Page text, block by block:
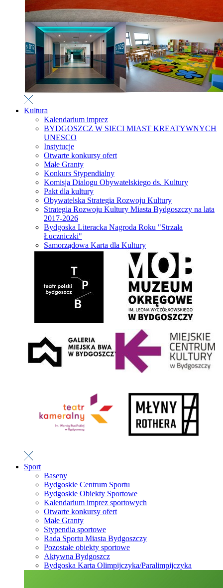
Kultura
Kalendarium imprez
BYDGOSZCZ W SIECI MIAST KREATYWNYCH
UNESCO
Instytucje
Otwarte konkursy ofert
Małe Granty
Konkurs Stypendialny
Komisja Dialogu Obywatelskiego ds. Kultury
Pakt dla kultury
Obywatelska Strategia Rozwoju Kultury
Strategia Rozwoju Kultury Miasta Bydgoszczy na lata
2017-2026
Bydgoska Literacka Nagroda Roku "Strzała
Łuczniczki"
Samorządowa Karta dla Kultury
Sport
Baseny
Bydgoskie Centrum Sportu
Bydgoskie Obiekty Sportowe
Kalendarium imprez sportowych
Otwarte konkursy ofert
Małe Granty
Stypendia sportowe
Rada Sportu Miasta Bydgoszczy
Pozostałe obiekty sportowe
Aktywna Bydgoszcz
Bydgoska Karta Olimpijczyka/Paralimpijczyka